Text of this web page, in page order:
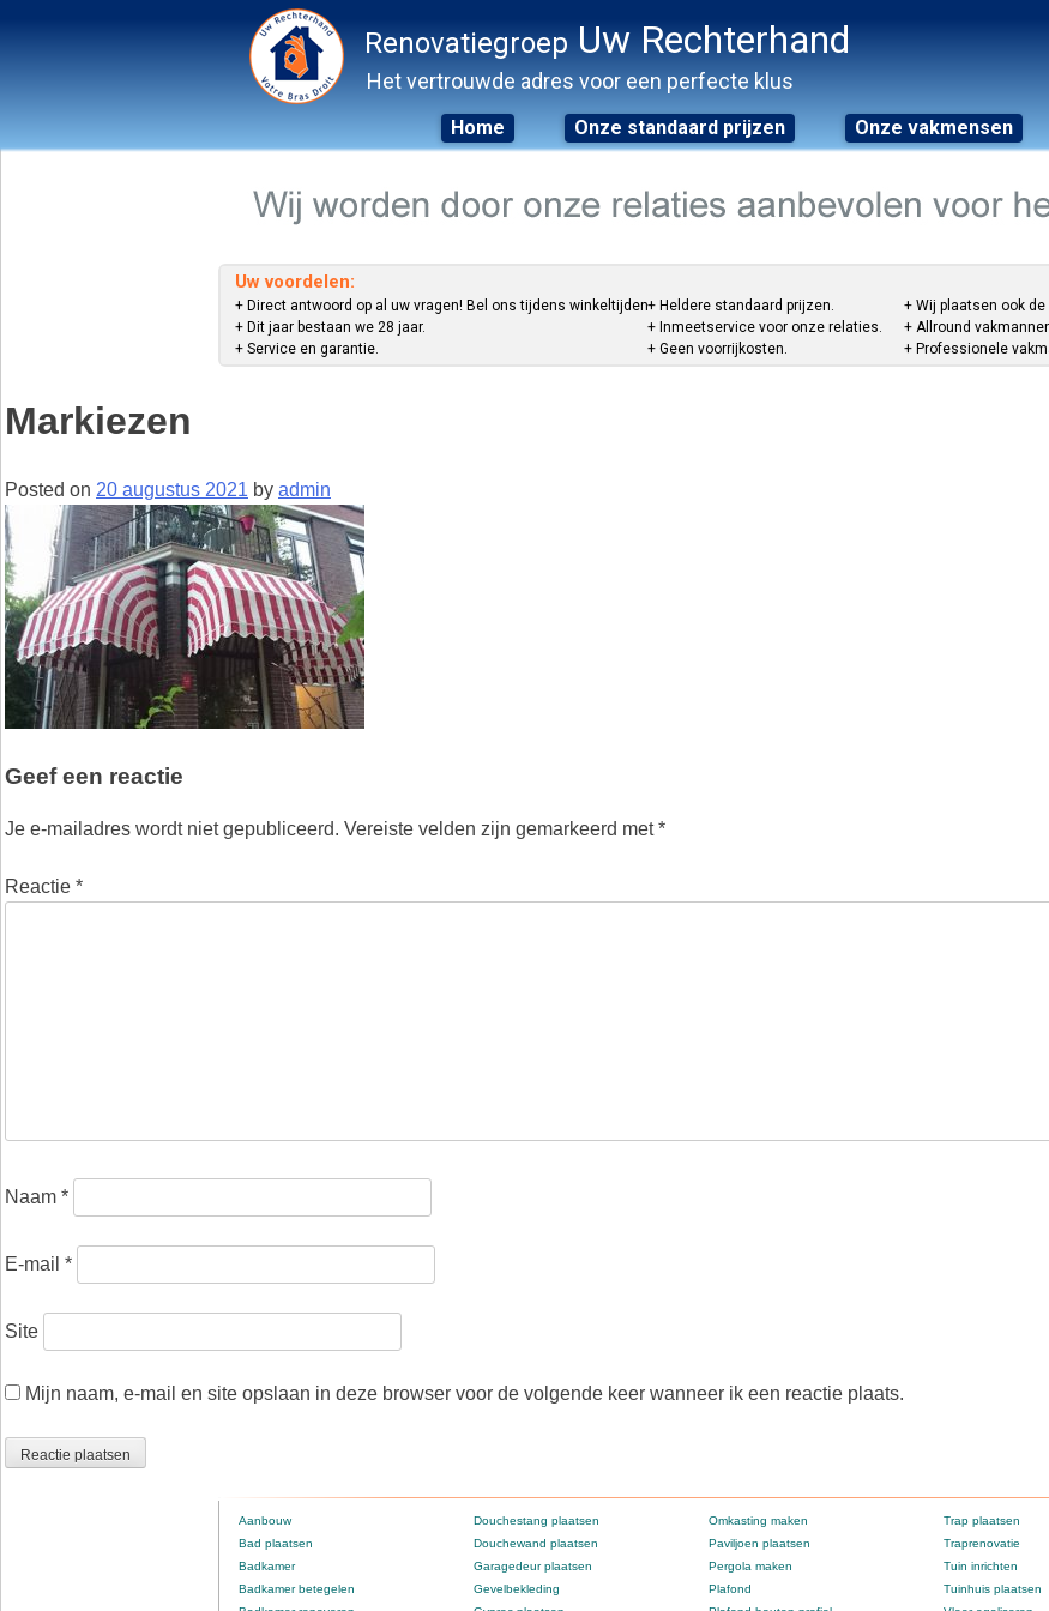
Renovatiegroep Uw Rechterhand
Het vertrouwde adres voor een perfecte klus
Home Onze standaard prijzen Onze vakmensen
Uw voordelen:
+ Direct antwoord op al uw vragen! Bel ons tijdens winkeltijden.
+ Dit jaar bestaan we 28 jaar.
+ Service en garantie.
+ Heldere standaard prijzen.
+ Inmeetservice voor onze relaties.
+ Geen voorrijkosten.
+ Wij plaatsen ook
+ Allround
+ Professionele
Markiezen
Posted on 20 augustus 2021 by admin
Geef een reactie
Je e-mailadres wordt niet gepubliceerd. Vereiste velden zijn gemarkeerd met*
Reactie *
Naam *
E-mail *
Site
Mijn naam, e-mail en site opslaan in deze browser voor de volgende keer wanneer ik een reactie plaats.
Aanbouw
Bad plaatsen
Badkamer
Badkamer betegelen
Douchestang plaatsen
Douchewand plaatsen
Garagedeur plaatsen
Gevelbekleding
Omkasting maken
Paviljoen plaatsen
Pergola maken
Plafond
Trap plaatsen
Traprenovatie
Tuin inrichten
Tuinhuis plaatsen